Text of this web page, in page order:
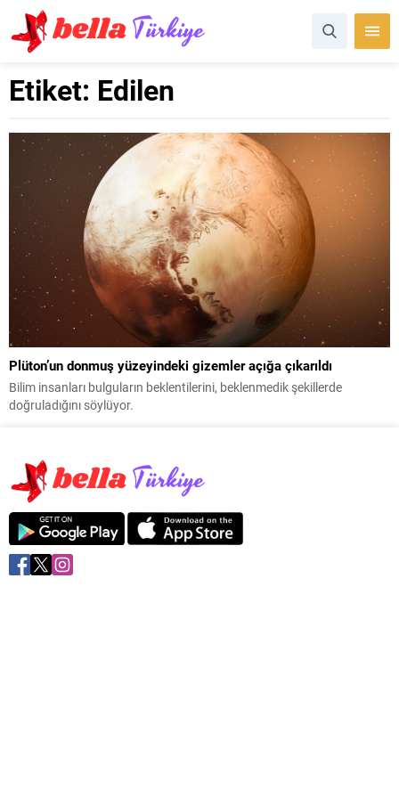
Etiket: Edilen
Plüton’un donmuş yüzeyindeki gizemler açığa çıkarıldı
Bilim insanları bulguların beklentilerini, beklenmedik şekillerde
doğruladığını söylüyor.